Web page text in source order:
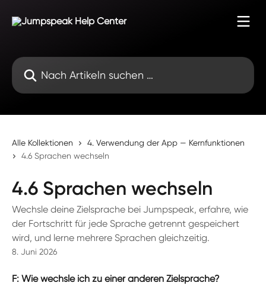
Nach Artikeln suchen …
Alle Kollektionen
4. Verwendung der App — Kernfunktionen
4.6 Sprachen wechseln
4.6 Sprachen wechseln
Wechsle deine Zielsprache bei Jumpspeak, erfahre, wie
der Fortschritt für jede Sprache getrennt gespeichert
wird, und lerne mehrere Sprachen gleichzeitig.
8. Juni 2026
F: Wie wechsle ich zu einer anderen Zielsprache?